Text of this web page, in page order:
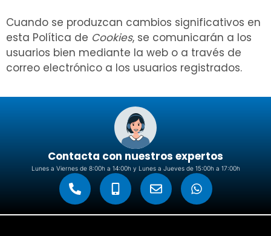
Cuando se produzcan cambios significativos en
esta Política de Cookies, se comunicarán a los
usuarios bien mediante la web o a través de
correo electrónico a los usuarios registrados.
Contacta con nuestros expertos
Lunes a Viernes de 8:00h a 14:00h y Lunes a Jueves de 15:00h a 17:00h